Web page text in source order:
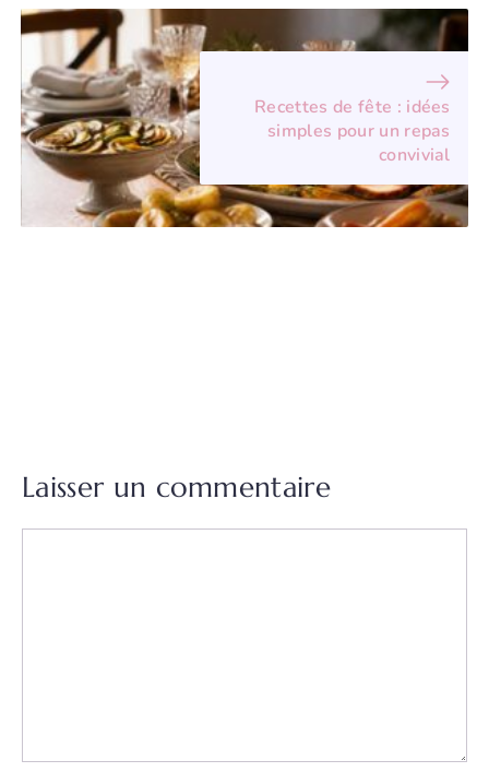
Recettes de fête : idées
simples pour un repas
convivial
Laisser un commentaire